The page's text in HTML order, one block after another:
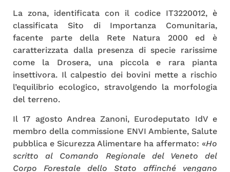
La zona, identificata con il codice IT3220012, è
classificata Sito di Importanza Comunitaria,
facente parte della Rete Natura 2000 ed è
caratterizzata dalla presenza di specie rarissime
come la Drosera, una piccola e rara pianta
insettivora. Il calpestio dei bovini mette a rischio
l’equilibrio ecologico, stravolgendo la morfologia
del terreno.
Il 17 agosto Andrea Zanoni, Eurodeputato IdV e
membro della commissione ENVI Ambiente, Salute
pubblica e Sicurezza Alimentare ha affermato: «Ho
scritto al Comando Regionale del Veneto del
Corpo Forestale dello Stato affinché vengano